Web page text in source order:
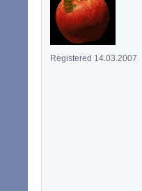
Registered 14.03.2007